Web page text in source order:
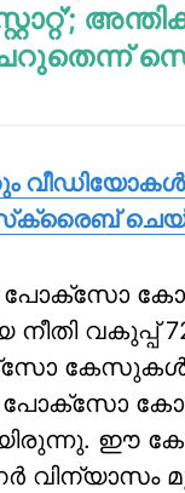
പോക്സോ
നീതി വകുപ്പ്
കേസുകള്‍
ഈ
വിന്യാസം